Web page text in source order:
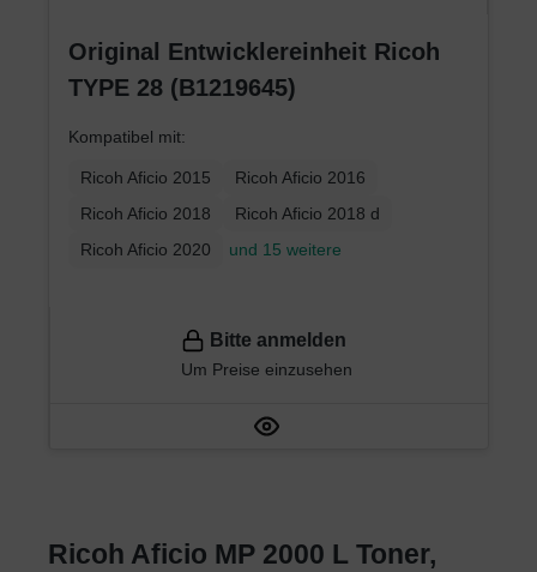
Original Entwicklereinheit Ricoh
TYPE 28 (B1219645)
Kompatibel mit:
Ricoh Aficio 2015
Ricoh Aficio 2016
Ricoh Aficio 2018
Ricoh Aficio 2018 d
Ricoh Aficio 2020
und 15 weitere
Bitte anmelden
Um Preise einzusehen
Ricoh Aficio MP 2000 L Toner,